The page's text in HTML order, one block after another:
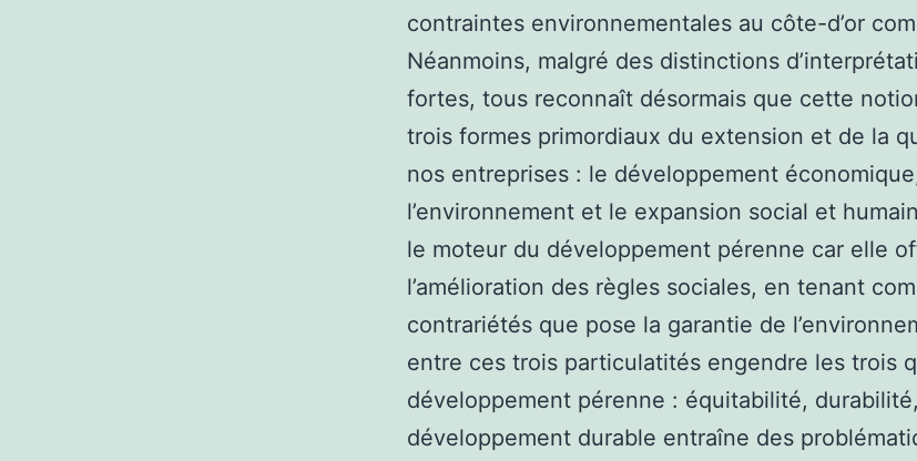
contraintes environnementales au côte-d’or
Néanmoins, malgré des distinctions
fortes, tous reconnaît désormais que cette
trois formes primordiaux du extension et de la
nos entreprises : le développement
l’environnement et le expansion social et
le moteur du développement pérenne car elle
l’amélioration des règles sociales, en tenant
contrariétés que pose la garantie de
entre ces trois particulatités engendre les trois
développement pérenne : équitabilité,
développement durable entraîne des